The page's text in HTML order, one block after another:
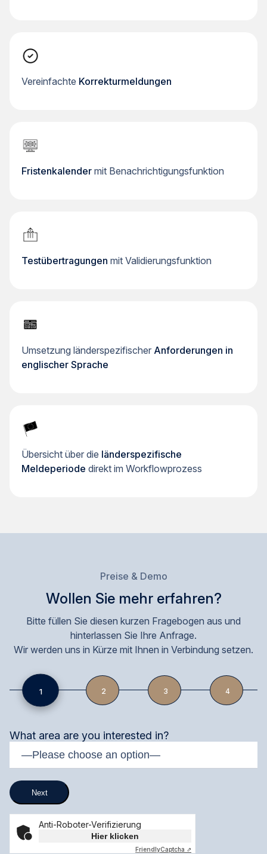
Vereinfachte Korrekturmeldungen
Fristenkalender mit Benachrichtigungsfunktion
Testübertragungen mit Validierungsfunktion
Umsetzung länderspezifischer Anforderungen in
englischer Sprache
Übersicht über die länderspezifische
Meldeperiode direkt im Workflowprozess
Preise & Demo
Wollen Sie mehr erfahren?
Bitte füllen Sie diesen kurzen Fragebogen aus und
hinterlassen Sie Ihre Anfrage.
Wir werden uns in Kürze mit Ihnen in Verbindung setzen.
1 2 3 4
What area are you interested in?
Next
Anti-Roboter-Verifizierung
Hier klicken
FriendlyCaptcha ⇗